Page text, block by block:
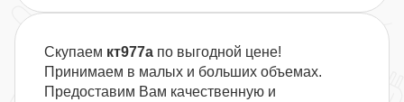
Скупаем кт977а по выгодной цене!
Принимаем в малых и больших объемах.
Предоставим Вам качественную и